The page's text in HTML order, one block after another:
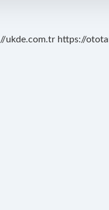
ukde.com.tr https://